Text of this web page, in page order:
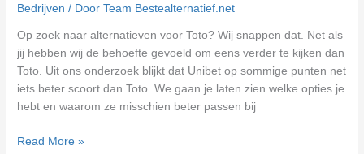
Bedrijven / DoorTeam Bestealternatief.net
Op zoek naar alternatieven voor Toto? Wij snappen dat. Net als
jij hebben wij de behoefte gevoeld om eens verder te kijken dan
Toto. Uit ons onderzoek blijkt dat Unibet op sommige punten net
iets beter scoort dan Toto. We gaan je laten zien welke opties je
hebt en waarom ze misschien beter passen bij
Sportweddenschappen
Read More »